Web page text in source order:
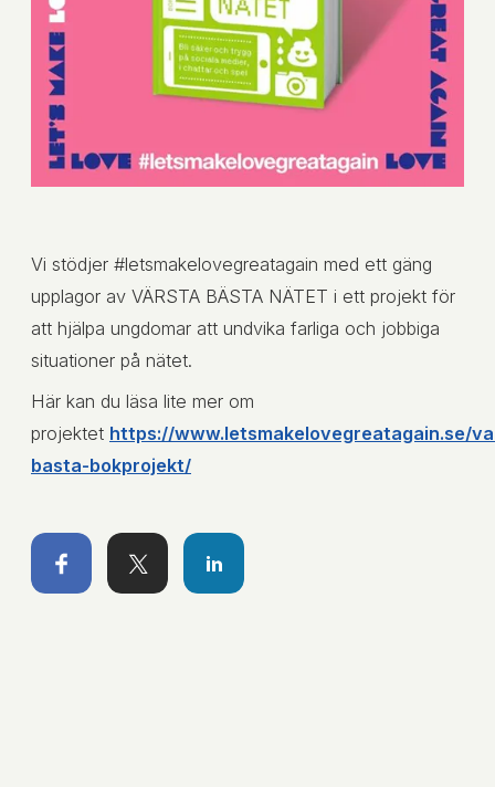
Vi stödjer #letsmakelovegreatagain med ett gäng
upplagor av VÄRSTA BÄSTA NÄTET i ett projekt för
att hjälpa ungdomar att undvika farliga och jobbiga
situationer på nätet.
Här kan du läsa lite mer om
projektet https://www.letsmakelovegreatagain.se/
basta-bokprojekt/